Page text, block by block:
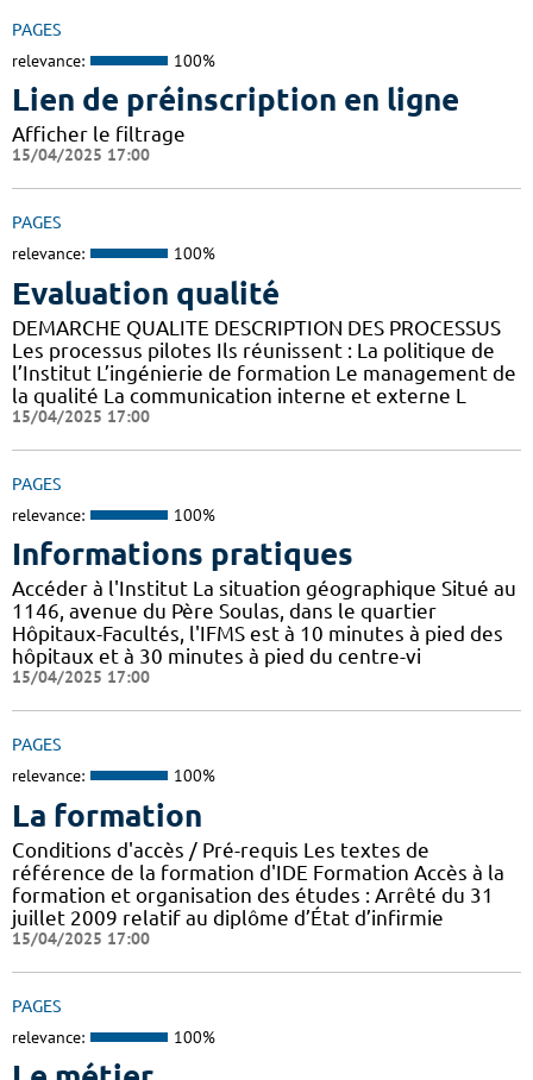
PAGES
relevance: 100%
Lien de préinscription en ligne
Afficher le filtrage
15/04/2025 17:00
PAGES
relevance: 100%
Evaluation qualité
DEMARCHE QUALITE DESCRIPTION DES PROCESSUS
Les processus pilotes Ils réunissent : La politique de
l’Institut L’ingénierie de formation Le management de
la qualité La communication interne et externe L
15/04/2025 17:00
PAGES
relevance: 100%
Informations pratiques
Accéder à l'Institut La situation géographique Situé au
1146, avenue du Père Soulas, dans le quartier
Hôpitaux-Facultés, l'IFMS est à 10 minutes à pied des
hôpitaux et à 30 minutes à pied du centre-vi
15/04/2025 17:00
PAGES
relevance: 100%
La formation
Conditions d'accès / Pré-requis Les textes de
référence de la formation d'IDE Formation Accès à la
formation et organisation des études : Arrêté du 31
juillet 2009 relatif au diplôme d’État d’infirmie
15/04/2025 17:00
PAGES
relevance: 100%